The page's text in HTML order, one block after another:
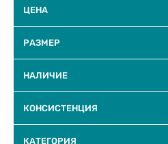
ЦЕНА
РАЗМЕР
НАЛИЧИЕ
КОНСИСТЕНЦИЯ
КАТЕГОРИЯ